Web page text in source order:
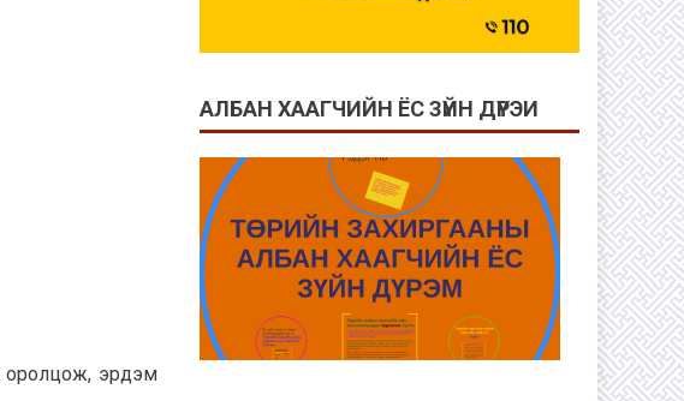
оролцож, эрдэм
АЛБАН ХААГЧИЙН ЁС ЗҮЙН ДҮРЭИ